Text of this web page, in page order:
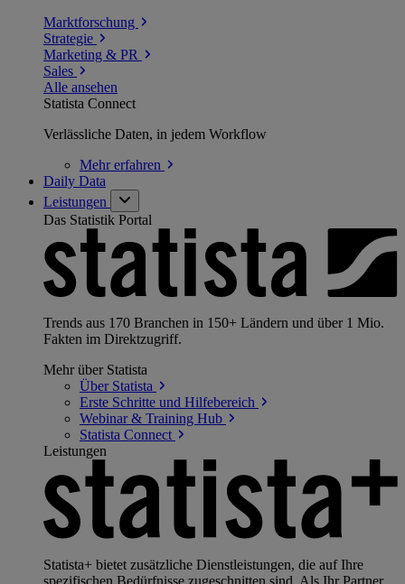
Marktforschung
Strategie
Marketing & PR
Sales
Alle ansehen
Statista Connect
Verlässliche Daten, in jedem Workflow
Mehrerfahren
Daily Data
Leistungen
Das Statistik Portal
Trends aus 170 Branchen in 150+ Ländern und über 1 Mio.
Fakten im Direktzugriff.
Mehr über Statista
Über Statista
Erste Schritte und Hilfebereich
Webinar & Training Hub
Statista Connect
Leistungen
Statista+ bietet zusätzliche Dienstleistungen, die auf Ihre
spezifischen Bedürfnisse zugeschnitten sind. Als Ihr Partner